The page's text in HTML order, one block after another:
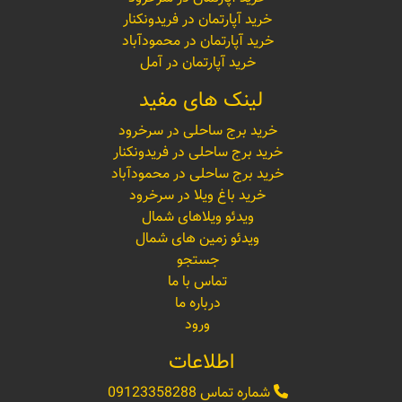
خرید آپارتمان در فریدونکنار
خرید آپارتمان در محمودآباد
خرید آپارتمان در آمل
لینک های مفید
خرید برج ساحلی در سرخرود
خرید برج ساحلی در فریدونکنار
خرید برج ساحلی در محمودآباد
خرید باغ ویلا در سرخرود
ویدئو ویلاهای شمال
ویدئو زمین های شمال
جستجو
تماس با ما
درباره ما
ورود
اطلاعات
شماره تماس 09123358288